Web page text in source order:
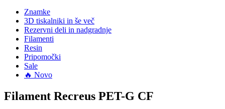
Znamke
3D tiskalniki in še več
Rezervni deli in nadgradnje
Filamenti
Resin
Pripomočki
Sale
🔥 Novo
Filament Recreus PET-G CF